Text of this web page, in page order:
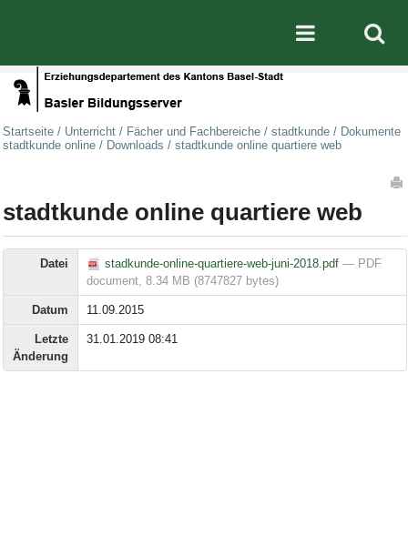
Mobile
Startseite / Unterricht / Fächer und Fachbereiche / stadtkunde / Dokumente
stadtkunde online / Downloads / stadtkunde online quartiere web
stadtkunde online quartiere web
Datei stadkunde-online-quartiere-web-juni-2018.pdf— PDF
document, 8.34 MB (8747827 bytes)
Datum 11.09.2015
Letzte
Änderung
31.01.2019 08:41